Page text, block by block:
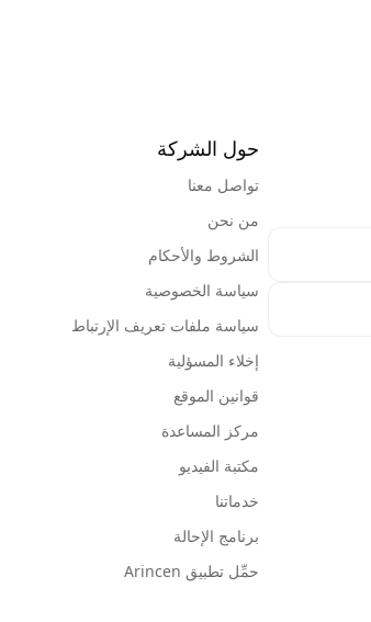
حول الشركة
تواصل معنا
من نحن
الشروط والأحكام
سياسة الخصوصية
سياسة ملفات تعريف الإرتباط
إخلاء المسؤلية
قوانين الموقع
مركز المساعدة
مكتبة الفيديو
خدماتنا
برنامج الإحالة
حمِّل تطبيق Arincen